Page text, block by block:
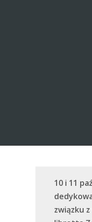
10 i 11
związku